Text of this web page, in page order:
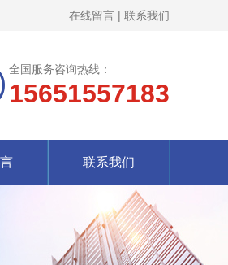
在线留言 | 联系我们
全国服务咨询热线：
15651557183
联系我们